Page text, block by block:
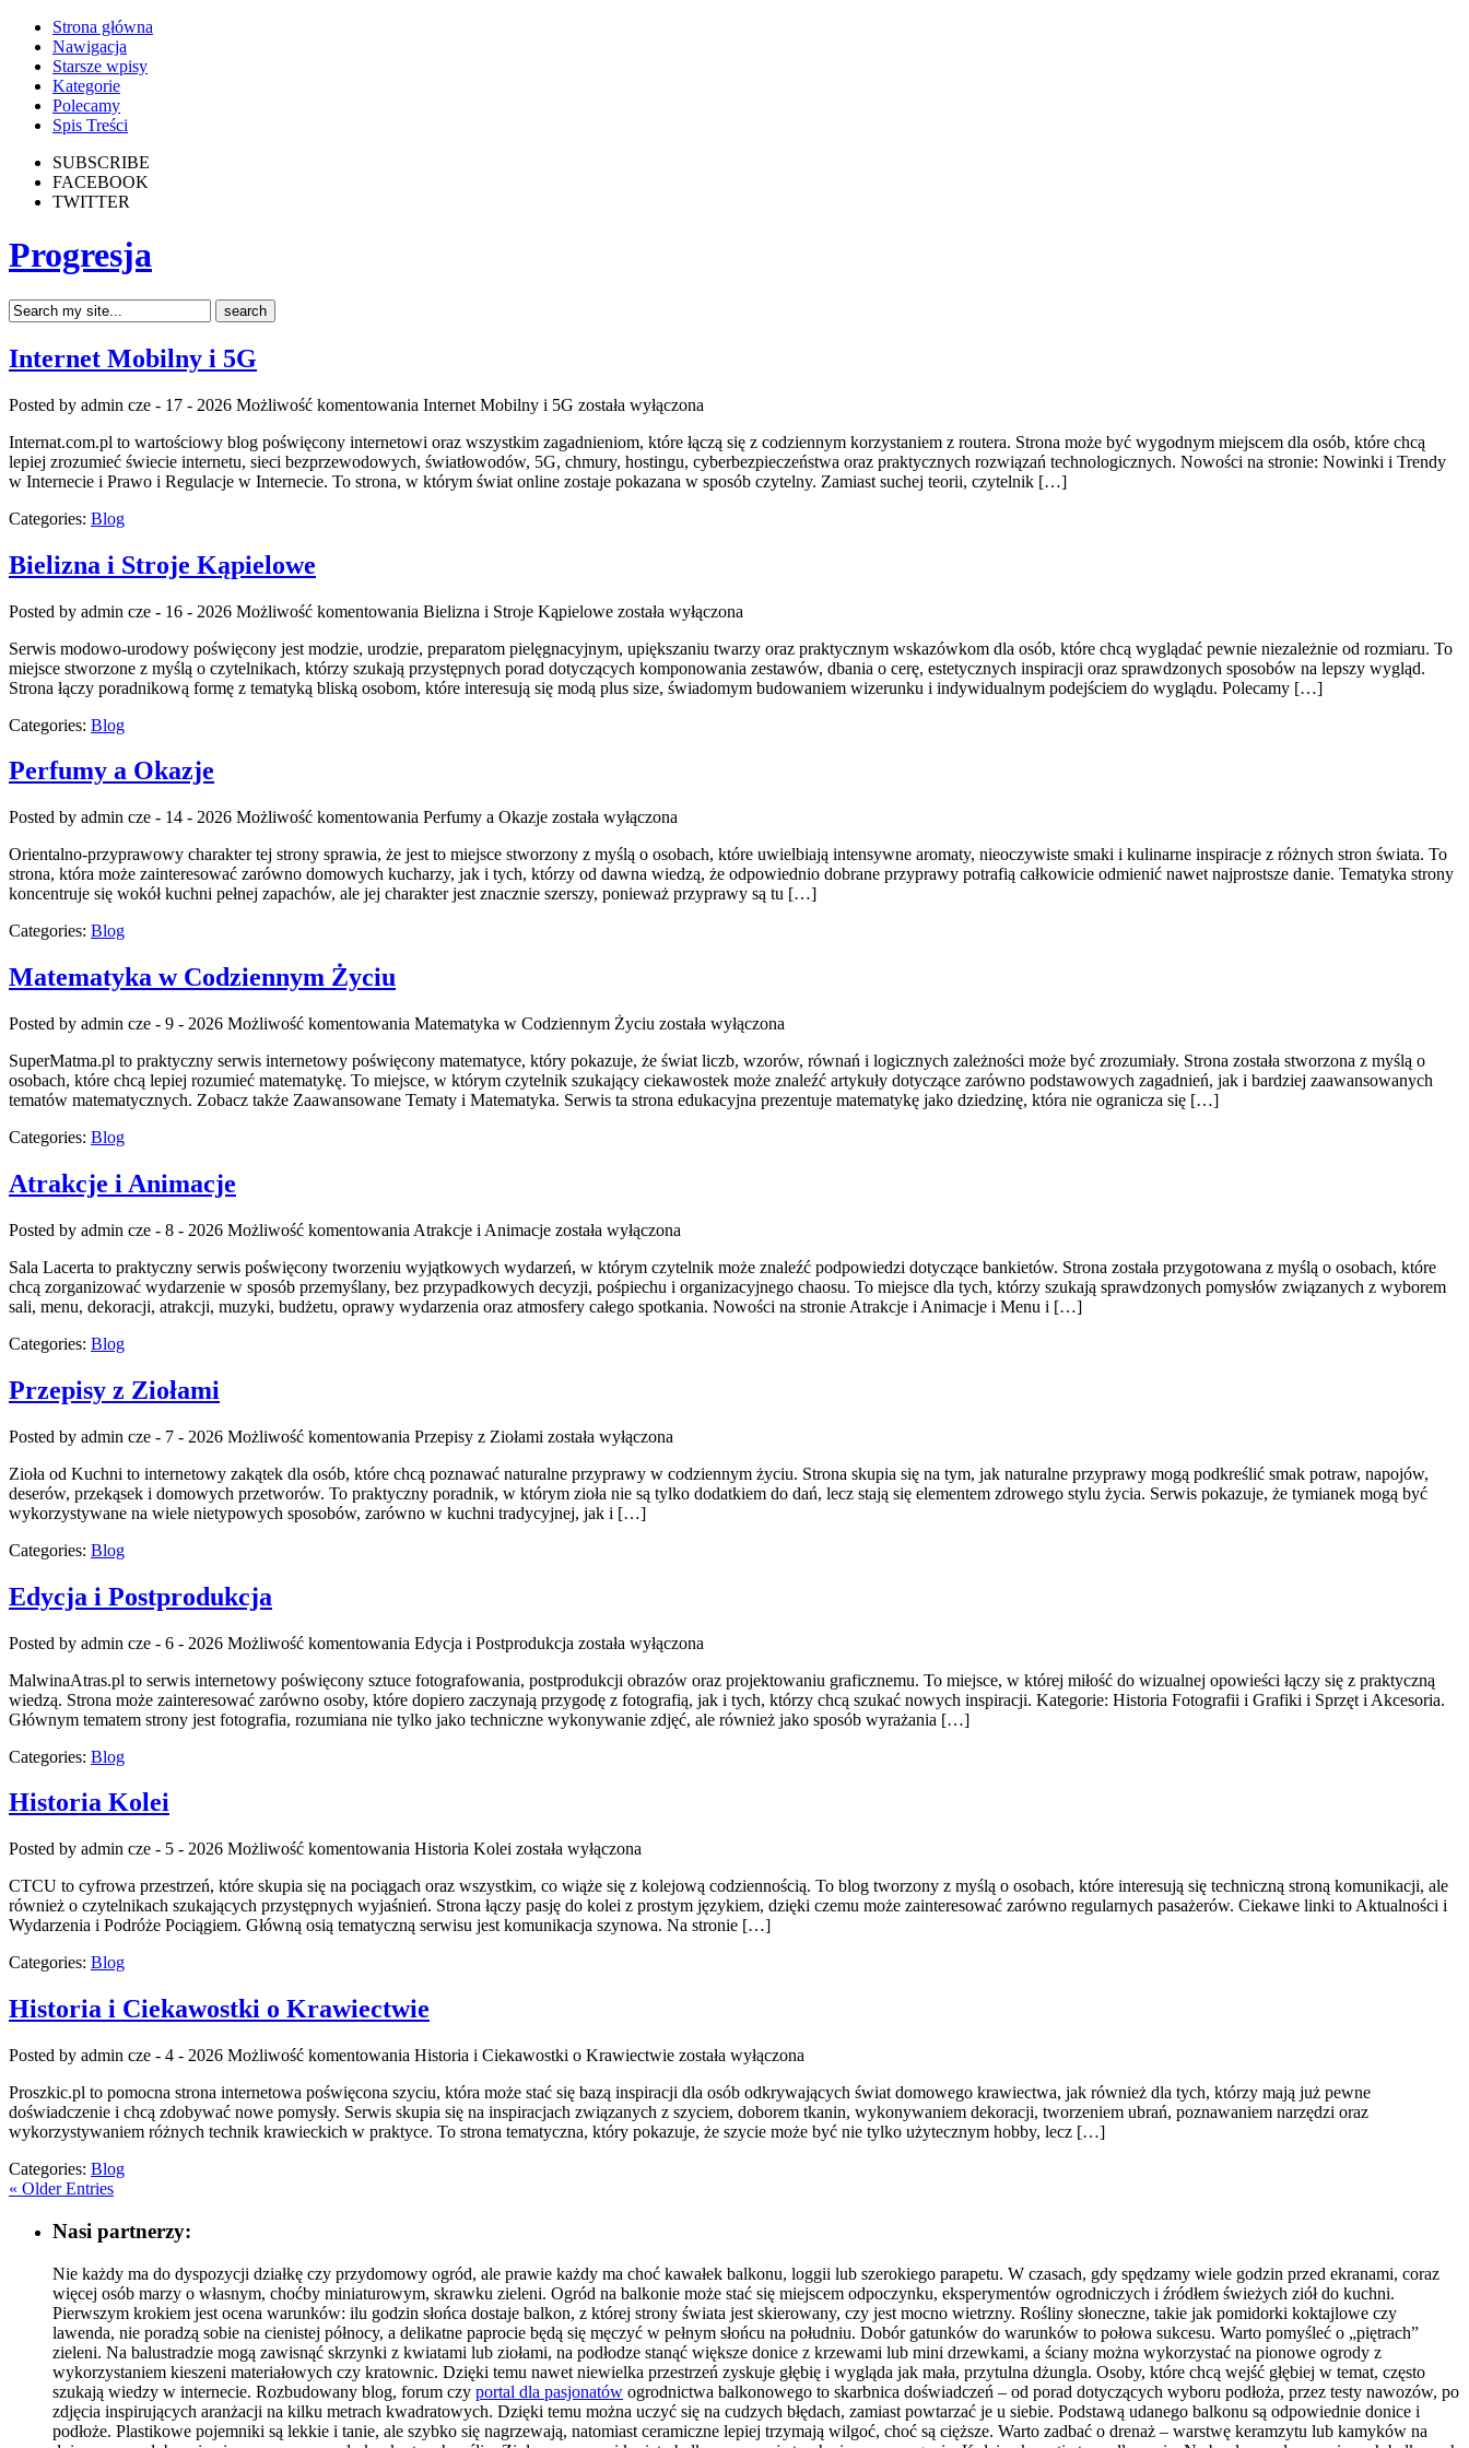
Strona główna
Nawigacja
Starsze wpisy
Kategorie
Polecamy
Spis Treści
SUBSCRIBE
FACEBOOK
TWITTER
Progresja
Internet Mobilny i 5G
Posted by admin cze - 17 - 2026 Możliwość komentowania Internet Mobilny i 5G została wyłączona
Internat.com.pl to wartościowy blog poświęcony internetowi oraz wszystkim zagadnieniom, które łączą się z codziennym korzystaniem z routera. Strona może być wygodnym miejscem dla osób, które chcą
lepiej zrozumieć świecie internetu, sieci bezprzewodowych, światłowodów, 5G, chmury, hostingu, cyberbezpieczeństwa oraz praktycznych rozwiązań technologicznych. Nowości na stronie: Nowinki i Trendy
w Internecie i Prawo i Regulacje w Internecie. To strona, w którym świat online zostaje pokazana w sposób czytelny. Zamiast suchej teorii, czytelnik […]
Categories: Blog
Bielizna i Stroje Kąpielowe
Posted by admin cze - 16 - 2026 Możliwość komentowania Bielizna i Stroje Kąpielowe została wyłączona
Serwis modowo-urodowy poświęcony jest modzie, urodzie, preparatom pielęgnacyjnym, upiększaniu twarzy oraz praktycznym wskazówkom dla osób, które chcą wyglądać pewnie niezależnie od rozmiaru. To
miejsce stworzone z myślą o czytelnikach, którzy szukają przystępnych porad dotyczących komponowania zestawów, dbania o cerę, estetycznych inspiracji oraz sprawdzonych sposobów na lepszy wygląd.
Strona łączy poradnikową formę z tematyką bliską osobom, które interesują się modą plus size, świadomym budowaniem wizerunku i indywidualnym podejściem do wyglądu. Polecamy […]
Categories: Blog
Perfumy a Okazje
Posted by admin cze - 14 - 2026 Możliwość komentowania Perfumy a Okazje została wyłączona
Orientalno-przyprawowy charakter tej strony sprawia, że jest to miejsce stworzony z myślą o osobach, które uwielbiają intensywne aromaty, nieoczywiste smaki i kulinarne inspiracje z różnych stron świata. To
strona, która może zainteresować zarówno domowych kucharzy, jak i tych, którzy od dawna wiedzą, że odpowiednio dobrane przyprawy potrafią całkowicie odmienić nawet najprostsze danie. Tematyka strony
koncentruje się wokół kuchni pełnej zapachów, ale jej charakter jest znacznie szerszy, ponieważ przyprawy są tu […]
Categories: Blog
Matematyka w Codziennym Życiu
Posted by admin cze - 9 - 2026 Możliwość komentowania Matematyka w Codziennym Życiu została wyłączona
SuperMatma.pl to praktyczny serwis internetowy poświęcony matematyce, który pokazuje, że świat liczb, wzorów, równań i logicznych zależności może być zrozumiały. Strona została stworzona z myślą o
osobach, które chcą lepiej rozumieć matematykę. To miejsce, w którym czytelnik szukający ciekawostek może znaleźć artykuły dotyczące zarówno podstawowych zagadnień, jak i bardziej zaawansowanych
tematów matematycznych. Zobacz także Zaawansowane Tematy i Matematyka. Serwis ta strona edukacyjna prezentuje matematykę jako dziedzinę, która nie ogranicza się […]
Categories: Blog
Atrakcje i Animacje
Posted by admin cze - 8 - 2026 Możliwość komentowania Atrakcje i Animacje została wyłączona
Sala Lacerta to praktyczny serwis poświęcony tworzeniu wyjątkowych wydarzeń, w którym czytelnik może znaleźć podpowiedzi dotyczące bankietów. Strona została przygotowana z myślą o osobach, które
chcą zorganizować wydarzenie w sposób przemyślany, bez przypadkowych decyzji, pośpiechu i organizacyjnego chaosu. To miejsce dla tych, którzy szukają sprawdzonych pomysłów związanych z wyborem
sali, menu, dekoracji, atrakcji, muzyki, budżetu, oprawy wydarzenia oraz atmosfery całego spotkania. Nowości na stronie Atrakcje i Animacje i Menu i […]
Categories: Blog
Przepisy z Ziołami
Posted by admin cze - 7 - 2026 Możliwość komentowania Przepisy z Ziołami została wyłączona
Zioła od Kuchni to internetowy zakątek dla osób, które chcą poznawać naturalne przyprawy w codziennym życiu. Strona skupia się na tym, jak naturalne przyprawy mogą podkreślić smak potraw, napojów,
deserów, przekąsek i domowych przetworów. To praktyczny poradnik, w którym zioła nie są tylko dodatkiem do dań, lecz stają się elementem zdrowego stylu życia. Serwis pokazuje, że tymianek mogą być
wykorzystywane na wiele nietypowych sposobów, zarówno w kuchni tradycyjnej, jak i […]
Categories: Blog
Edycja i Postprodukcja
Posted by admin cze - 6 - 2026 Możliwość komentowania Edycja i Postprodukcja została wyłączona
MalwinaAtras.pl to serwis internetowy poświęcony sztuce fotografowania, postprodukcji obrazów oraz projektowaniu graficznemu. To miejsce, w której miłość do wizualnej opowieści łączy się z praktyczną
wiedzą. Strona może zainteresować zarówno osoby, które dopiero zaczynają przygodę z fotografią, jak i tych, którzy chcą szukać nowych inspiracji. Kategorie: Historia Fotografii i Grafiki i Sprzęt i Akcesoria.
Głównym tematem strony jest fotografia, rozumiana nie tylko jako techniczne wykonywanie zdjęć, ale również jako sposób wyrażania […]
Categories: Blog
Historia Kolei
Posted by admin cze - 5 - 2026 Możliwość komentowania Historia Kolei została wyłączona
CTCU to cyfrowa przestrzeń, które skupia się na pociągach oraz wszystkim, co wiąże się z kolejową codziennością. To blog tworzony z myślą o osobach, które interesują się techniczną stroną komunikacji, ale
również o czytelnikach szukających przystępnych wyjaśnień. Strona łączy pasję do kolei z prostym językiem, dzięki czemu może zainteresować zarówno regularnych pasażerów. Ciekawe linki to Aktualności i
Wydarzenia i Podróże Pociągiem. Główną osią tematyczną serwisu jest komunikacja szynowa. Na stronie […]
Categories: Blog
Historia i Ciekawostki o Krawiectwie
Posted by admin cze - 4 - 2026 Możliwość komentowania Historia i Ciekawostki o Krawiectwie została wyłączona
Proszkic.pl to pomocna strona internetowa poświęcona szyciu, która może stać się bazą inspiracji dla osób odkrywających świat domowego krawiectwa, jak również dla tych, którzy mają już pewne
doświadczenie i chcą zdobywać nowe pomysły. Serwis skupia się na inspiracjach związanych z szyciem, doborem tkanin, wykonywaniem dekoracji, tworzeniem ubrań, poznawaniem narzędzi oraz
wykorzystywaniem różnych technik krawieckich w praktyce. To strona tematyczna, który pokazuje, że szycie może być nie tylko użytecznym hobby, lecz […]
Categories: Blog
« Older Entries
Nasi partnerzy:
Nie każdy ma do dyspozycji działkę czy przydomowy ogród, ale prawie każdy ma choć kawałek balkonu, loggii lub szerokiego parapetu. W czasach, gdy spędzamy wiele godzin przed ekranami, coraz
więcej osób marzy o własnym, choćby miniaturowym, skrawku zieleni. Ogród na balkonie może stać się miejscem odpoczynku, eksperymentów ogrodniczych i źródłem świeżych ziół do kuchni.
Pierwszym krokiem jest ocena warunków: ilu godzin słońca dostaje balkon, z której strony świata jest skierowany, czy jest mocno wietrzny. Rośliny słoneczne, takie jak pomidorki koktajlowe czy
lawenda, nie poradzą sobie na cienistej północy, a delikatne paprocie będą się męczyć w pełnym słońcu na południu. Dobór gatunków do warunków to połowa sukcesu. Warto pomyśleć o „piętrach”
zieleni. Na balustradzie mogą zawisnąć skrzynki z kwiatami lub ziołami, na podłodze stanąć większe donice z krzewami lub mini drzewkami, a ściany można wykorzystać na pionowe ogrody z
wykorzystaniem kieszeni materiałowych czy kratownic. Dzięki temu nawet niewielka przestrzeń zyskuje głębię i wygląda jak mała, przytulna dżungla. Osoby, które chcą wejść głębiej w temat, często
szukają wiedzy w internecie. Rozbudowany blog, forum czy portal dla pasjonatów ogrodnictwa balkonowego to skarbnica doświadczeń – od porad dotyczących wyboru podłoża, przez testy nawozów, po
zdjęcia inspirujących aranżacji na kilku metrach kwadratowych. Dzięki temu można uczyć się na cudzych błędach, zamiast powtarzać je u siebie. Podstawą udanego balkonu są odpowiednie donice i
podłoże. Plastikowe pojemniki są lekkie i tanie, ale szybko się nagrzewają, natomiast ceramiczne lepiej trzymają wilgoć, choć są cięższe. Warto zadbać o drenaż – warstwę keramzytu lub kamyków na